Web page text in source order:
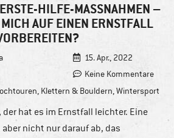
HILFE-MASSNAHMEN – W
AUF EINEN ERNSTFALL V
15. Apr., 2022
Keine Kommentare
, Klettern & Bouldern,Wintersport
hat es im Ernstfall leichter. Eine
nicht nur darauf ab, das